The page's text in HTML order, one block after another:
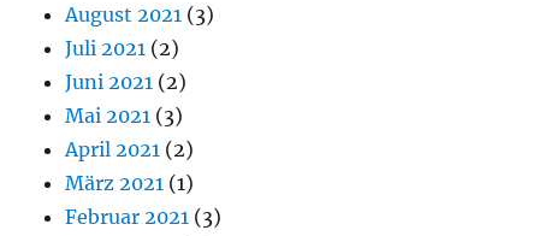
August 2021 (3)
Juli 2021 (2)
Juni 2021 (2)
Mai 2021 (3)
April 2021 (2)
März 2021 (1)
Februar 2021 (3)